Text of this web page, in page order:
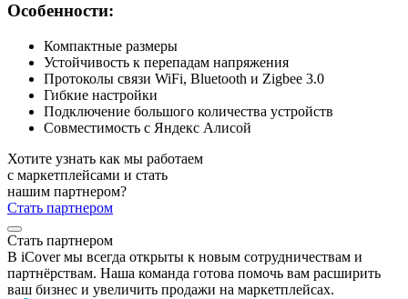
Особенности:
Компактные размеры
Устойчивость к перепадам напряжения
Протоколы связи WiFi, Bluetooth и Zigbee 3.0
Гибкие настройки
Подключение большого количества устройств
Совместимость с Яндекс Алисой
Хотите узнать как мы работаем
с маркетплейсами и стать
нашим партнером?
Стать партнером
Стать партнером
В iCover мы всегда открыты к новым сотрудничествам и
партнёрствам. Наша команда готова помочь вам расширить
ваш бизнес и увеличить продажи на маркетплейсах.